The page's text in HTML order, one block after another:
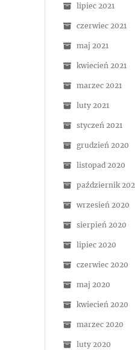
lipiec 2021
czerwiec 2021
maj 2021
kwiecień 2021
marzec 2021
luty 2021
styczeń 2021
grudzień 2020
listopad 2020
październik
wrzesień 2020
sierpień 2020
lipiec 2020
czerwiec 2020
maj 2020
kwiecień 2020
marzec 2020
luty 2020